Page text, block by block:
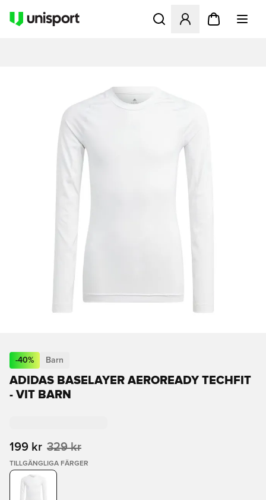
Öppnar en Modal för att
-40% Barn
ADIDAS BASELAYER AEROREADY TECHFIT
- VIT BARN
199 kr 329 kr
TILLGÄNGLIGA FÄRGER